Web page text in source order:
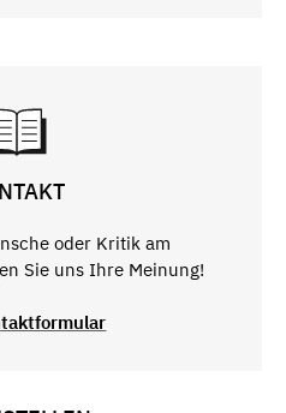
oder Kritik am
Sie uns Ihre Meinung!